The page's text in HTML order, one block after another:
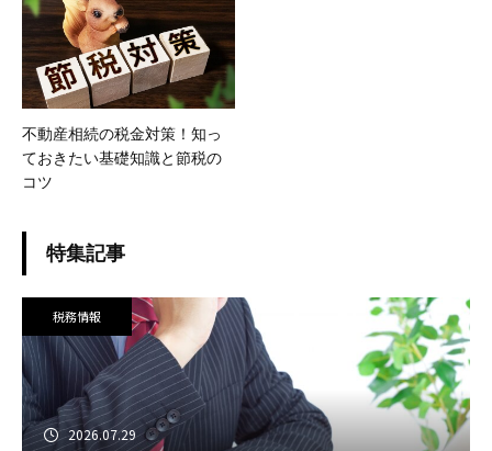
不動産相続の税金対策！知っ
ておきたい基礎知識と節税の
コツ
特集記事
税務情報
2026.07.29